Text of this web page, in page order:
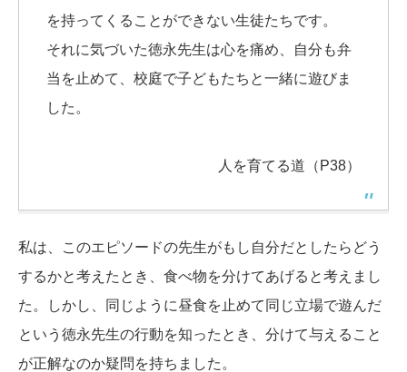
を持ってくることができない生徒たちです。
それに気づいた徳永先生は心を痛め、自分も弁
当を止めて、校庭で子どもたちと一緒に遊びま
した。
人を育てる道（P38）
私は、このエピソードの先生がもし自分だとしたらどう
するかと考えたとき、食べ物を分けてあげると考えまし
た。しかし、同じように昼食を止めて同じ立場で遊んだ
という徳永先生の行動を知ったとき、分けて与えること
が正解なのか疑問を持ちました。